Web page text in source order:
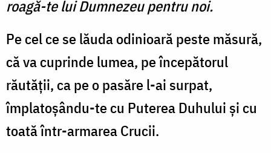
roagă-te lui Dumnezeu pentru noi.
Pe cel ce se lăuda odinioară peste măsură,
că va cu­prinde lumea, pe începătorul
răutăţii, ca pe o pasăre l-ai sur­pat,
împlatoşându-te cu Pu­terea Duhului şi cu
toată într-armarea Crucii.